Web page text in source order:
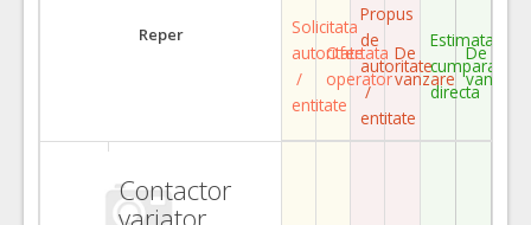
Reper
Solicitata
autoritate
/
entitate
Ofertata
operator
Propus
de
autoritate
/
entitate
De
vanzare
Estimata
cumparare
directa
De
vanzare
Contactor
variator